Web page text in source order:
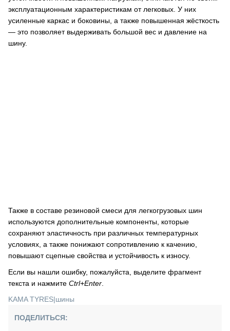
эксплуатационным характеристикам от легковых. У них
усиленные каркас и боковины, а также повышенная жёсткость
— это позволяет выдерживать большой вес и давление на
шину.
Также в составе резиновой смеси для легкогрузовых шин
используются дополнительные компоненты, которые
сохраняют эластичность при различных температурных
условиях, а также понижают сопротивлению к качению,
повышают сцепные свойства и устойчивость к износу.
Если вы нашли ошибку, пожалуйста, выделите фрагмент
текста и нажмите Ctrl+Enter
KAMA TYRES|шины
ПОДЕЛИТЬСЯ: